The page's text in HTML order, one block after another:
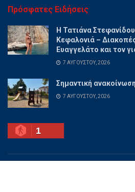
Πρόσφατες Ειδήσεις
Η Τατιάνα
Κεφαλονιά –
Ευαγγελάτο και τον
7 ΑΥΓΟΎΣΤΟΥ, 2026
Σημαντική
7 ΑΥΓΟΎΣΤΟΥ, 2026
1